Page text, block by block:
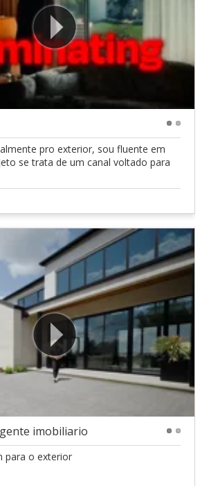
pro exterior, sou fluente em
se trata de um canal voltado para
imobiliario
para o exterior